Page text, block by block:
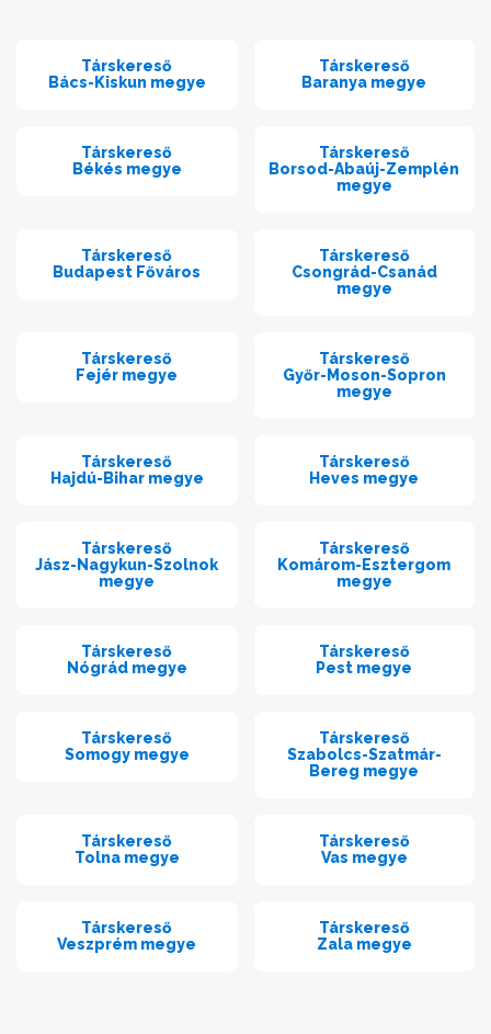
Társkereső
Bács-Kiskun megye
Társkereső
Baranya megye
Társkereső
Békés megye
Társkereső
Borsod-Abaúj-Zemplén
megye
Társkereső
Budapest Főváros
Társkereső
Csongrád-Csanád
megye
Társkereső
Fejér megye
Társkereső
Győr-Moson-Sopron
megye
Társkereső
Hajdú-Bihar megye
Társkereső
Heves megye
Társkereső
Jász-Nagykun-Szolnok
megye
Társkereső
Komárom-Esztergom
megye
Társkereső
Nógrád megye
Társkereső
Pest megye
Társkereső
Somogy megye
Társkereső
Szabolcs-Szatmár-
Bereg megye
Társkereső
Tolna megye
Társkereső
Vas megye
Társkereső
Veszprém megye
Társkereső
Zala megye